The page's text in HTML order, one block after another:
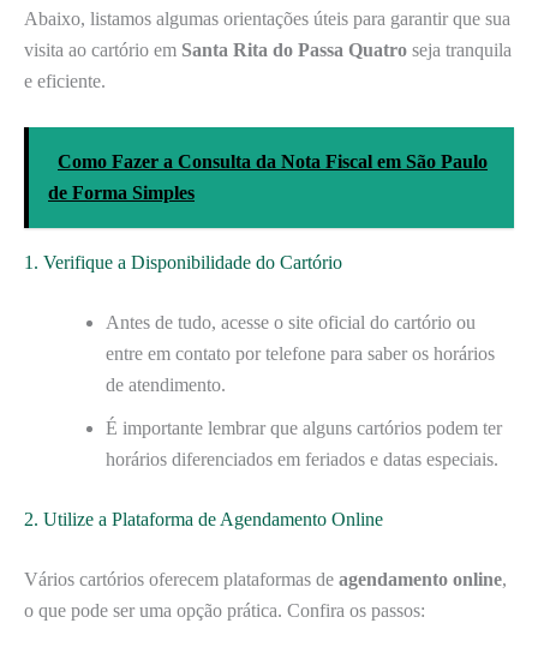
Abaixo, listamos algumas orientações úteis para garantir que sua
visita ao cartório em Santa Rita do Passa Quatro seja tranquila
e eficiente.
Como Fazer a Consulta da Nota Fiscal em São Paulo
de Forma Simples
1. Verifique a Disponibilidade do Cartório
Antes de tudo, acesse o site oficial do cartório ou
entre em contato por telefone para saber os horários
de atendimento.
É importante lembrar que alguns cartórios podem ter
horários diferenciados em feriados e datas especiais.
2. Utilize a Plataforma de Agendamento Online
Vários cartórios oferecem plataformas de agendamento online,
o que pode ser uma opção prática. Confira os passos: